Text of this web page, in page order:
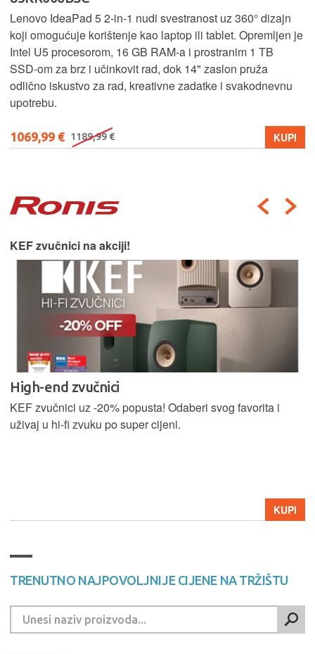
Lenovo IdeaPad 5 2‑in‑1 nudi svestranost uz 360° dizajn
koji omogućuje korištenje kao laptop ili tablet. Opremljen je
Intel U5 procesorom, 16 GB RAM-a i prostranim 1 TB
SSD‑om za brz i učinkovit rad, dok 14" zaslon pruža
odlično iskustvo za rad, kreativne zadatke i svakodnevnu
upotrebu.
1069,99 € 1189,99 € KUPI
KEF zvučnici na akciji!
High-end zvučnici
KEF zvučnici uz -20% popusta! Odaberi svog favorita i
uživaj u hi-fi zvuku po super cijeni.
KUPI
TRENUTNO NAJPOVOLJNIJE CIJENE NA TRŽIŠTU